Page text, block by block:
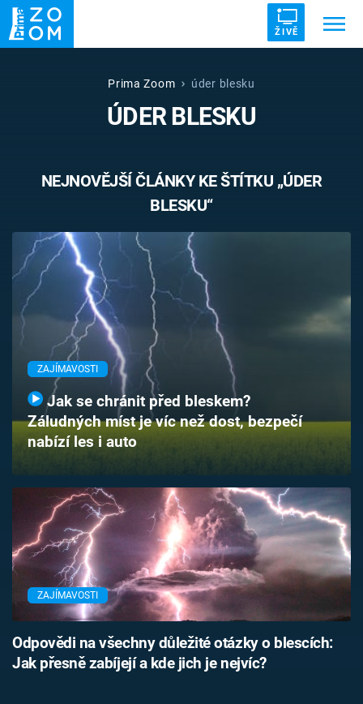
ŽIVĚ
UFO DRUHÁ SVĚTOVÁ VÁLKA
VETŘELCI DÁVNOVĚKU
Témata
Pořady
TV Program
Časopis
Sledujte prima+
Sledujte nás
Prima Zoom úder blesku
ÚDER BLESKU
NEJNOVĚJŠÍ ČLÁNKY KE ŠTÍTKU „ÚDER
BLESKU“
ZAJÍMAVOSTI
Jak se chránit před bleskem?
Záludných míst je víc než dost, bezpečí
nabízí les i auto
ZAJÍMAVOSTI
Odpovědi na všechny důležité otázky o blescích:
Jak přesně zabíjejí a kde jich je nejvíc?